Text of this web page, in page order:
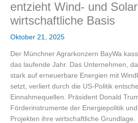
entzieht Wind- und
wirtschaftliche Basis
Oktober 21, 2025
Der Münchner Agrarkonzern BayWa
das laufende Jahr. Das Unternehmen,
stark auf erneuerbare Energien mit
setzt, verliert durch die US-Politik
Einnahmequellen. Präsident Donald
Förderinstrumente der Energiepolitik
Projekten ihre wirtschaftliche